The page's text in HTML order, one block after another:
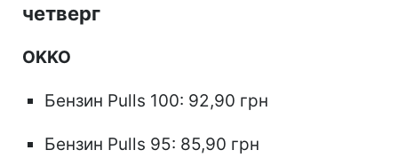
четверг
OKKO
Бензин Pulls 100: 92,90 грн
Бензин Pulls 95: 85,90 грн